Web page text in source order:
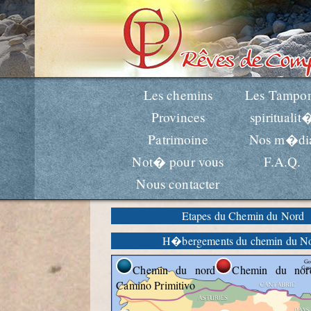
Etapes du Chemin du Nord
H�bergements du chemin du
Chemin du nord
Chemin du
Camino Primitivo
Les chemins
Les
Provinces
Patrimoine
Nos
Not� pour vous
F.A.Q.
Nous contacter